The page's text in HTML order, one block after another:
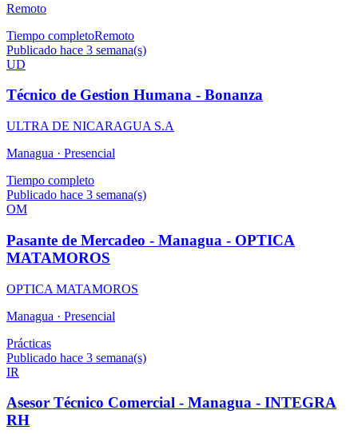
Remoto
Tiempo completoRemoto
Publicado hace 3 semana(s)
UD
Técnico de Gestion Humana - Bonanza
ULTRA DE NICARAGUA S.A
Managua · Presencial
Tiempo completo
Publicado hace 3 semana(s)
OM
Pasante de Mercadeo - Managua - OPTICA
MATAMOROS
OPTICA MATAMOROS
Managua · Presencial
Prácticas
Publicado hace 3 semana(s)
IR
Asesor Técnico Comercial - Managua - INTEGRA
RH